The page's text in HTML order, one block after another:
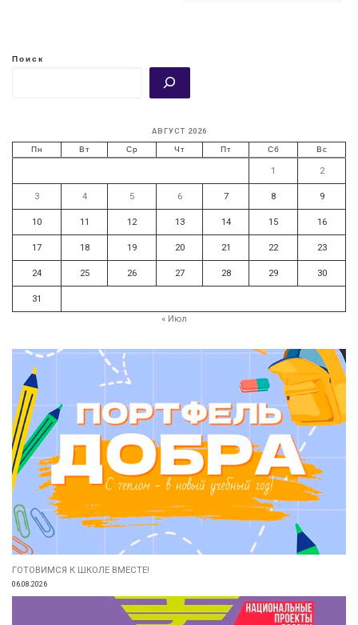
Поиск
АВГУСТ 2026
Пн Вт Ср Чт Пт Сб Вс
1 2
3 4 5 6 7 8 9
10 11 12 13 14 15 16
17 18 19 20 21 22 23
24 25 26 27 28 29 30
31
« Июл
ГОТОВИМСЯ К ШКОЛЕ ВМЕСТЕ!
06.08.2026